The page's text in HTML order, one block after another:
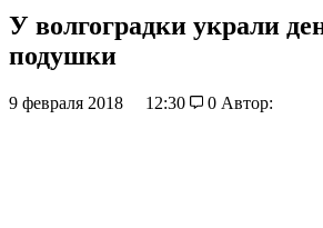
У волгоградки украли
подушки
9 февраля 2018 12:30 0 Автор: